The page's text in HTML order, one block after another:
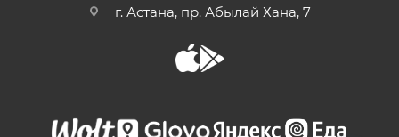
г. Астана, пр. Абылай Хана, 7